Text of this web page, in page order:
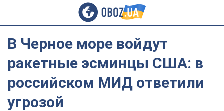
В Черное море войдут
ракетные эсминцы США: в
российском МИД ответили
угрозой